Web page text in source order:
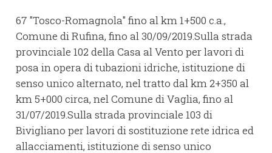
67 "Tosco-Romagnola" fino al km 1+500 c.a.,
Comune di Rufina, fino al 30/09/2019.Sulla strada
provinciale 102 della Casa al Vento per lavori di
posa in opera di tubazioni idriche, istituzione di
senso unico alternato, nel tratto dal km 2+350 al
km 5+000 circa, nel Comune di Vaglia, fino al
31/07/2019.Sulla strada provinciale 103 di
Bivigliano per lavori di sostituzione rete idrica ed
allacciamenti, istituzione di senso unico